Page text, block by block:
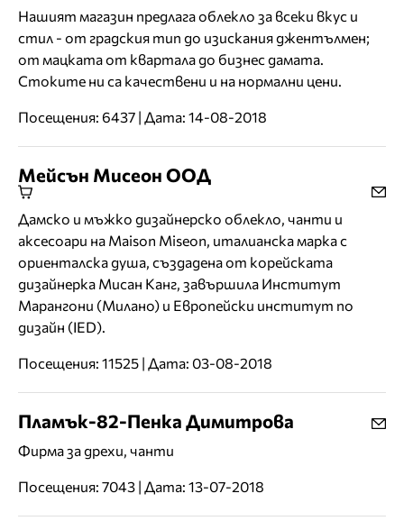
Нашият магазин предлага облекло за всеки вкус и
стил - от градския тип до изискания джентълмен;
от мацката от квартала до бизнес дамата.
Стоките ни са качествени и на нормални цени.
Посещения: 6437 | Дата: 14-08-2018
Мейсън Мисеон ООД
Дамско и мъжко дизайнерско облекло, чанти и
аксесоари на Maison Miseon, италианска марка с
ориенталска душа, създадена от корейската
дизайнерка Мисан Канг, завършила Институт
Марангони (Милано) и Европейски институт по
дизайн (IED).
Посещения: 11525 | Дата: 03-08-2018
Пламък-82-Пенка Димитрова
Фирма за дрехи, чанти
Посещения: 7043 | Дата: 13-07-2018